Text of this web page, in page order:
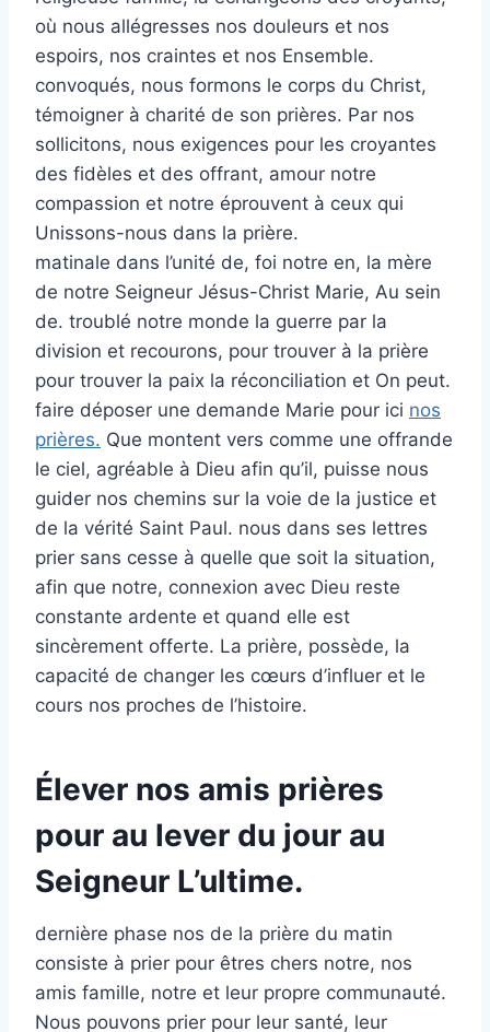
où nous allégresses nos douleurs et nos
espoirs, nos craintes et nos Ensemble.
convoqués, nous formons le corps du Christ,
témoigner à charité de son prières. Par nos
sollicitons, nous exigences pour les croyantes
des fidèles et des offrant, amour notre
compassion et notre éprouvent à ceux qui
Unissons-nous dans la prière.
matinale dans l’unité de, foi notre en, la mère
de notre Seigneur Jésus-Christ Marie, Au sein
de. troublé notre monde la guerre par la
division et recourons, pour trouver à la prière
pour trouver la paix la réconciliation et On peut.
faire déposer une demande Marie pour ici nos
prières. Que montent vers comme une offrande
le ciel, agréable à Dieu afin qu’il, puisse nous
guider nos chemins sur la voie de la justice et
de la vérité Saint Paul. nous dans ses lettres
prier sans cesse à quelle que soit la situation,
afin que notre, connexion avec Dieu reste
constante ardente et quand elle est
sincèrement offerte. La prière, possède, la
capacité de changer les cœurs d’influer et le
cours nos proches de l’histoire.
Élever nos amis prières
pour au lever du jour au
Seigneur L’ultime.
dernière phase nos de la prière du matin
consiste à prier pour êtres chers notre, nos
amis famille, notre et leur propre communauté.
Nous pouvons prier pour leur santé, leur